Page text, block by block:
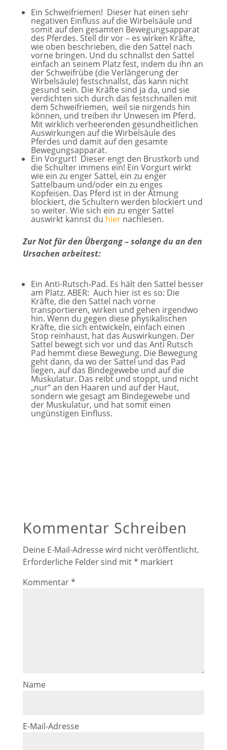
Ein Schweifriemen! Dieser hat einen sehr
negativen Einfluss auf die Wirbelsäule und
somit auf den gesamten Bewegungsapparat
des Pferdes. Stell dir vor – es wirken Kräfte,
wie oben beschrieben, die den Sattel nach
vorne bringen. Und du schnallst den Sattel
einfach an seinem Platz fest, indem du ihn an
der Schweifrübe (die Verlängerung der
Wirbelsäule) festschnallst, das kann nicht
gesund sein. Die Kräfte sind ja da, und sie
verdichten sich durch das festschnallen mit
dem Schweifriemen, weil sie nirgends hin
können, und treiben ihr Unwesen im Pferd.
Mit wirklich verheerenden gesundheitlichen
Auswirkungen auf die Wirbelsäule des
Pferdes und damit auf den gesamte
Bewegungsapparat.
Ein Vorgurt! Dieser engt den Brustkorb und
die Schulter immens ein! Ein Vorgurt wirkt
wie ein zu enger Sattel, ein zu enger
Sattelbaum und/oder ein zu enges
Kopfeisen. Das Pferd ist in der Atmung
blockiert, die Schultern werden blockiert und
so weiter. Wie sich ein zu enger Sattel
auswirkt kannst du hiernachlesen.
Zur Not für den Übergang – solange du an den
Ursachen arbeitest:
Ein Anti-Rutsch-Pad. Es hält den Sattel besser
am Platz. ABER: Auch hier ist es so: Die
Kräfte, die den Sattel nach vorne
transportieren, wirken und gehen irgendwo
hin. Wenn du gegen diese physikalischen
Kräfte, die sich entwickeln, einfach einen
Stop reinhaust, hat das Auswirkungen. Der
Sattel bewegt sich vor und das Anti Rutsch
Pad hemmt diese Bewegung. Die Bewegung
geht dann, da wo der Sattel und das Pad
liegen, auf das Bindegewebe und auf die
Muskulatur. Das reibt und stoppt, und nicht
„nur“ an den Haaren und auf der Haut,
sondern wie gesagt am Bindegewebe und
der Muskulatur, und hat somit einen
ungünstigen Einfluss.
Kommentar Schreiben
Deine E-Mail-Adresse wird nicht veröffentlicht.
Erforderliche Felder sind mit* markiert
Kommentar*
Name
E-Mail-Adresse